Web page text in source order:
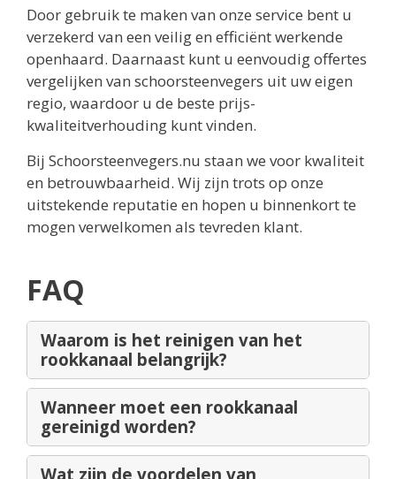
Door gebruik te maken van onze service bent u
verzekerd van een veilig en efficiënt werkende
openhaard. Daarnaast kunt u eenvoudig offertes
vergelijken van schoorsteenvegers uit uw eigen
regio, waardoor u de beste prijs-
kwaliteitverhouding kunt vinden.
Bij Schoorsteenvegers.nu staan we voor kwaliteit
en betrouwbaarheid. Wij zijn trots op onze
uitstekende reputatie en hopen u binnenkort te
mogen verwelkomen als tevreden klant.
FAQ
Waarom is het reinigen van het
rookkanaal belangrijk?
Wanneer moet een rookkanaal
gereinigd worden?
Wat zijn de voordelen van